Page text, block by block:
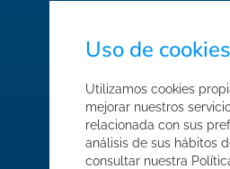
Normas de
Mapa
Acceso Área
Uso de
Utilizamos cookies
mejorar nuestros
relacionada con sus
análisis de sus hábitos
consultar nuestra